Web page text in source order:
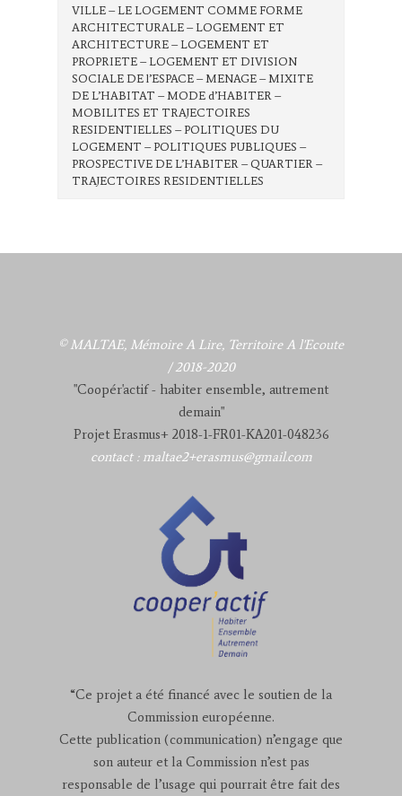
VILLE – LE LOGEMENT COMME FORME
ARCHITECTURALE – LOGEMENT ET
ARCHITECTURE – LOGEMENT ET
PROPRIETE – LOGEMENT ET DIVISION
SOCIALE DE l’ESPACE – MENAGE – MIXITE
DE L’HABITAT – MODE d’HABITER –
MOBILITES ET TRAJECTOIRES
RESIDENTIELLES – POLITIQUES DU
LOGEMENT – POLITIQUES PUBLIQUES –
PROSPECTIVE DE L’HABITER – QUARTIER –
TRAJECTOIRES RESIDENTIELLES
© MALTAE, Mémoire A Lire, Territoire A l'Ecoute
/ 2018-2020
"Coopér'actif - habiter ensemble, autrement
demain"
Projet Erasmus+ 2018-1-FR01-KA201-048236
contact : maltae2+erasmus@gmail.com
“Ce projet a été financé avec le soutien de la
Commission européenne.
Cette publication (communication) n’engage que
son auteur et la Commission n’est pas
responsable de l’usage qui pourrait être fait des